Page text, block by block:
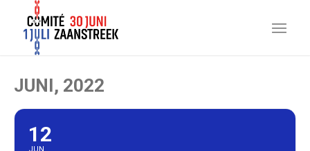
JUNI, 2022
12